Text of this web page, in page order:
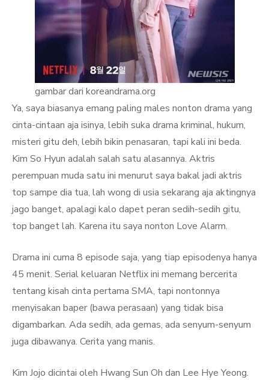
gambar dari koreandrama.org
Ya, saya biasanya emang paling males nonton drama yang
cinta-cintaan aja isinya, lebih suka drama kriminal, hukum,
misteri gitu deh, lebih bikin penasaran, tapi kali ini beda.
Kim So Hyun adalah salah satu alasannya. Aktris
perempuan muda satu ini menurut saya bakal jadi aktris
top sampe dia tua, lah wong di usia sekarang aja aktingnya
jago banget, apalagi kalo dapet peran sedih-sedih gitu,
top banget lah. Karena itu saya nonton Love Alarm.
Drama ini cuma 8 episode saja, yang tiap episodenya hanya
45 menit. Serial keluaran Netflix ini memang bercerita
tentang kisah cinta pertama SMA, tapi nontonnya
menyisakan baper (bawa perasaan) yang tidak bisa
digambarkan. Ada sedih, ada gemas, ada senyum-senyum
juga dibawanya. Cerita yang manis.
Kim Jojo dicintai oleh Hwang Sun Oh dan Lee Hye Yeong.